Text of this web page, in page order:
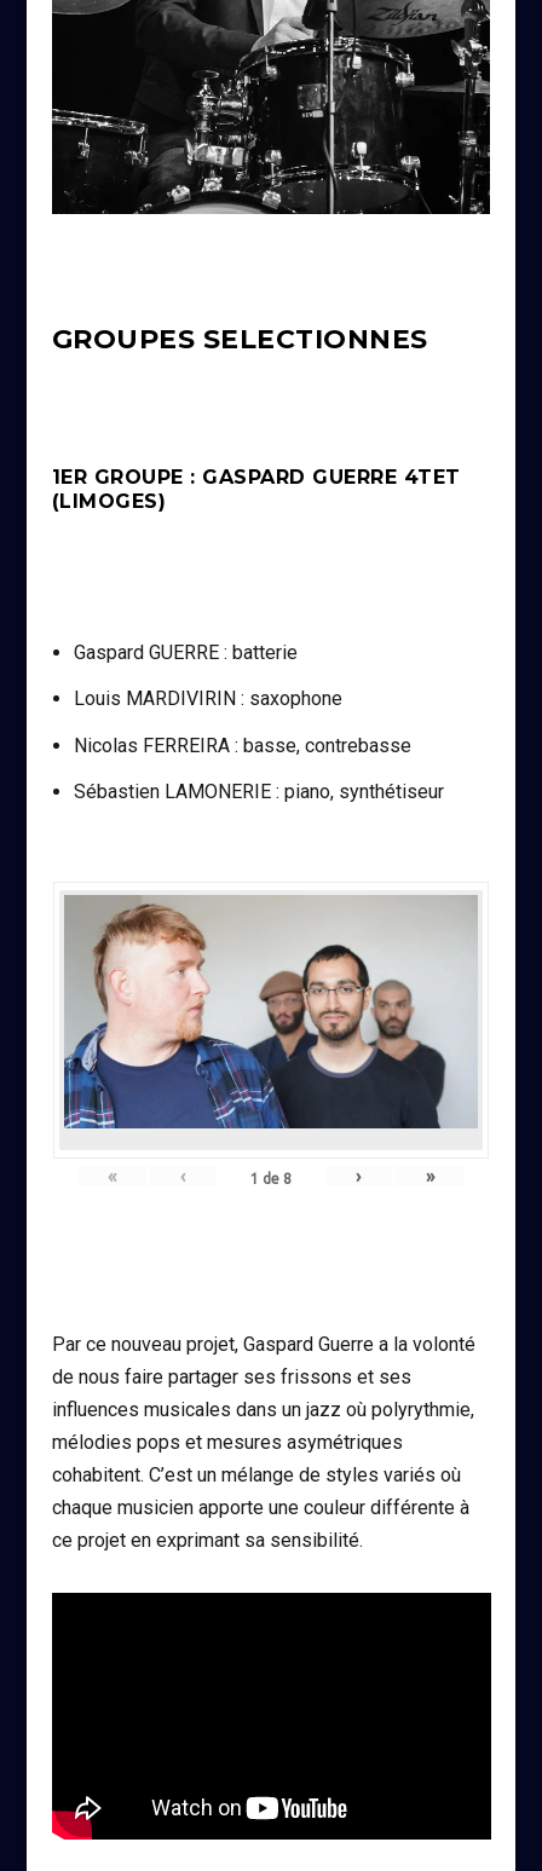
GROUPES SELECTIONNES
1ER GROUPE : GASPARD GUERRE 4TET
(LIMOGES)
Gaspard GUERRE : batterie
Louis MARDIVIRIN : saxophone
Nicolas FERREIRA : basse, contrebasse
Sébastien LAMONERIE : piano, synthétiseur
« ‹ 1 de 8 › »
Par ce nouveau projet, Gaspard Guerre a la volonté
de nous faire partager ses frissons et ses
influences musicales dans un jazz où polyrythmie,
mélodies pops et mesures asymétriques
cohabitent. C’est un mélange de styles variés où
chaque musicien apporte une couleur différente à
ce projet en exprimant sa sensibilité.